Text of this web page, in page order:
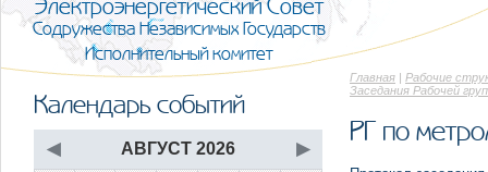
Электроэнергетический Совет
Содружества Независимых Государств
Исполнительный комитет
Главная | Рабочие
Заседания Рабочей
РГ по
Календарь событий
◀ АВГУСТ 2026 ▶